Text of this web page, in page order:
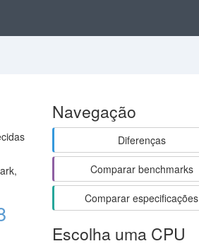
Navegação
Diferenças
Comparar benchmarks
Comparar especificações
Escolha uma CPU